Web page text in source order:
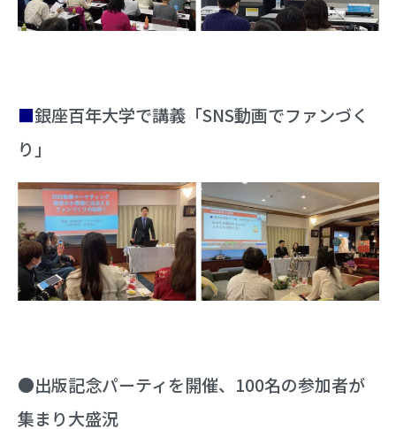
■銀座百年大学で講義「SNS動画でファンづく
り」
●出版記念パーティを開催、100名の参加者が
集まり大盛況